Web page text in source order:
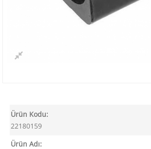
Ürün Kodu:
22180159
Ürün Adı: